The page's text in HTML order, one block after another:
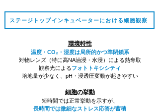
ステージトップインキュベーターにおける細胞観察
環境特性
温度・CO₂・湿度は局所的かつ準閉鎖系
対物レンズ（特に高NA油浸・水浸）による熱奪取
観察光によるフォトトキシシティ
培地量が少なく、pH・浸透圧変動が起きやすい
細胞の挙動
短時間では正常挙動を示すが、
長時間では微細なストレス応答が蓄積